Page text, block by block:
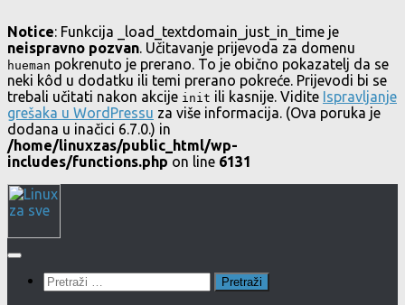
Notice: Funkcija _load_textdomain_just_in_time je
neispravno pozvan. Učitavanje prijevoda za domenu
hueman pokrenuto je prerano. To je obično pokazatelj da se
neki kôd u dodatku ili temi prerano pokreće. Prijevodi bi se
trebali učitati nakon akcije init ili kasnije. Vidite Ispravljanje
grešaka u WordPressu za više informacija. (Ova poruka je
dodana u inačici 6.7.0.) in
/home/linuxzas/public_html/wp-
includes/functions.php on line 6131
Skip
to
Pretraži: